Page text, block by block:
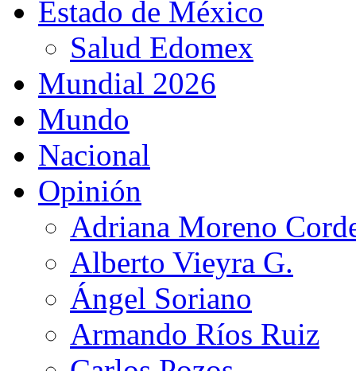
Estado de México
Salud Edomex
Mundial 2026
Mundo
Nacional
Opinión
Adriana Moreno
Alberto Vieyra G.
Ángel Soriano
Armando Ríos Ruiz